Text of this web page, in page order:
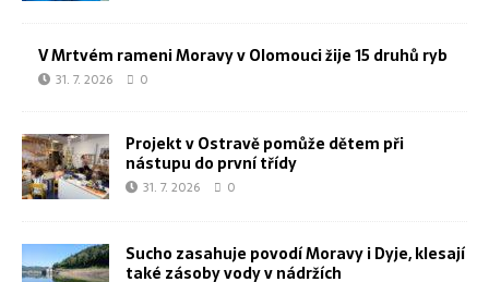
V Mrtvém rameni Moravy v Olomouci žije 15 druhů ryb
31. 7. 2026 0
Projekt v Ostravě pomůže dětem při
nástupu do první třídy
31. 7. 2026 0
Sucho zasahuje povodí Moravy i Dyje, klesají
také zásoby vody v nádržích